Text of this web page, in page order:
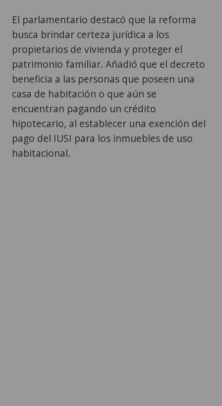
El parlamentario destacó que la reforma
busca brindar certeza jurídica a los
propietarios de vivienda y proteger el
patrimonio familiar. Añadió que el decreto
beneficia a las personas que poseen una
casa de habitación o que aún se
encuentran pagando un crédito
hipotecario, al establecer una exención del
pago del IUSI para los inmuebles de uso
habitacional.